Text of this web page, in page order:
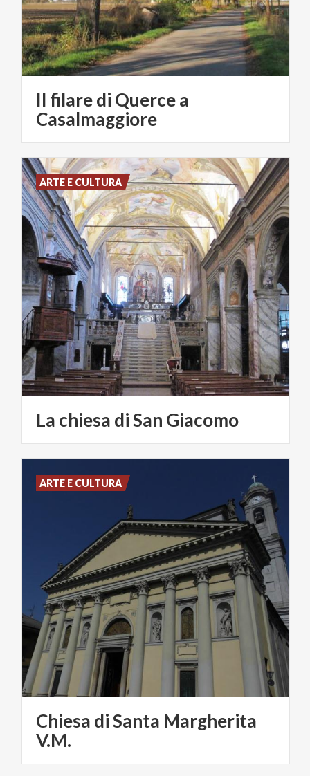
Il filare di Querce a
Casalmaggiore
La chiesa diSan Giacomo
ARTE E CULTURA
Chiesa di Santa Margherita
V.M.
ARTE E CULTURA